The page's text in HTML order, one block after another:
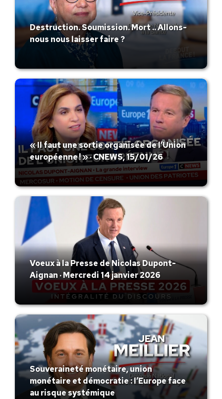
Destruction. Soumission. Mort .. Allons-
nous nous laisser faire ?
« Il faut une sortie organisée de l’Union
européenne ! » · CNEWS, 15/01/26
Voeux à la Presse de Nicolas Dupont-
Aignan · Mercredi 14 janvier 2026
Souveraineté monétaire, union
monétaire et démocratie : l’Europe face
au risque systémique